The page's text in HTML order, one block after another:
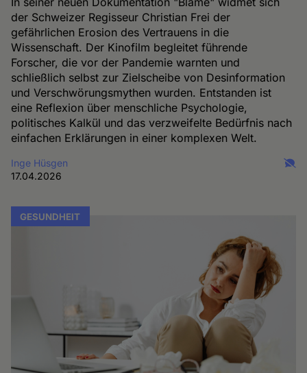
der Schweizer Regisseur Christian Frei der
gefährlichen Erosion des Vertrauens in die
Wissenschaft. Der Kinofilm begleitet führende
Forscher, die vor der Pandemie warnten und
schließlich selbst zur Zielscheibe von Desinformation
und Verschwörungsmythen wurden. Entstanden ist
eine Reflexion über menschliche Psychologie,
politisches Kalkül und das verzweifelte Bedürfnis nach
einfachen Erklärungen in einer komplexen Welt.
Inge Hüsgen
17.04.2026
GESUNDHEIT